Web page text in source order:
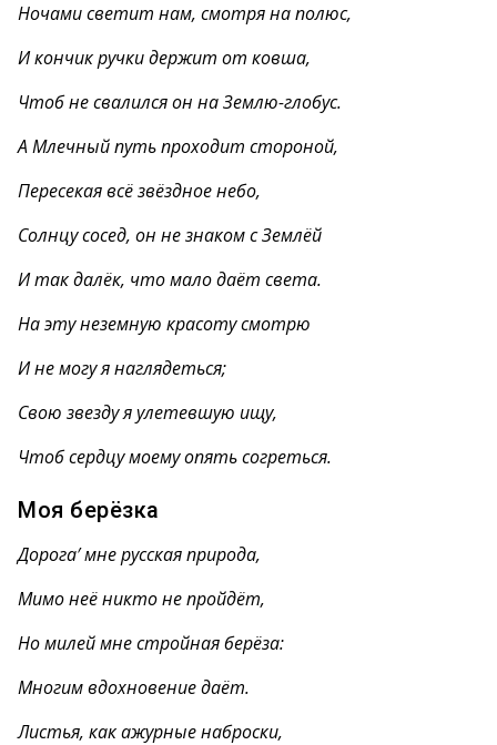
Ночами светит нам, смотря на полюс,
И кончик ручки держит от ковша,
Чтоб не свалился он на Землю-глобус.
А Млечный путь проходит стороной,
Пересекая всё звёздное небо,
Солнцу сосед, он не знаком с Землёй
И так далёк, что мало даёт света.
На эту неземную красоту смотрю
И не могу я наглядеться;
Свою звезду я улетевшую ищу,
Чтоб сердцу моему опять согреться.
Моя берёзка
Дорога′ мне русская природа,
Мимо неё никто не пройдёт,
Но милей мне стройная берёза:
Многим вдохновение даёт.
Листья, как ажурные наброски,